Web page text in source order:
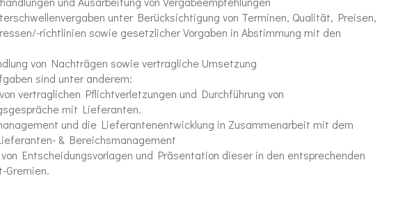
unter Berücksichtigung von Terminen, Qualität, Preisen,
richtlinien sowie gesetzlicher Vorgaben in Abstimmung mit den
von Nachträgen sowie vertragliche Umsetzung
sind unter anderem:
vertraglichen Pflichtverletzungen und Durchführung von
mit Lieferanten.
und die Lieferantenentwicklung in Zusammenarbeit mit dem
& Bereichsmanagement
Entscheidungsvorlagen und Präsentation dieser in den entsprechenden
Gremien.